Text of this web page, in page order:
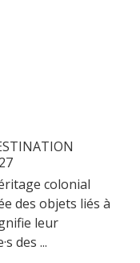
colonial
des objets liés à
leur
des ...